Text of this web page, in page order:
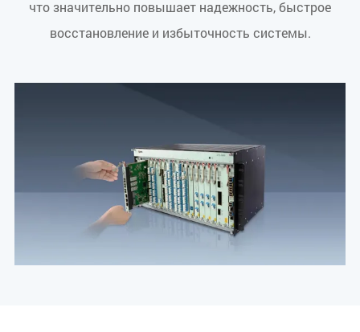
что значительно повышает надежность, быстрое
восстановление и избыточность системы.